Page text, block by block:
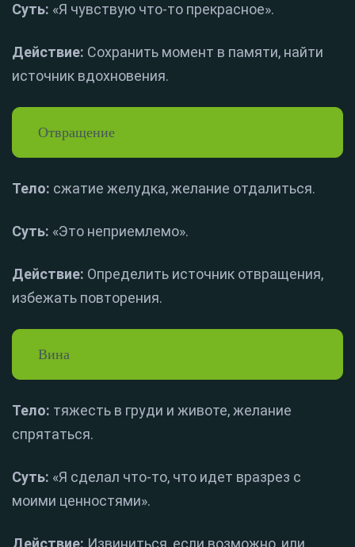
Суть: «Я чувствую что-то прекрасное».
Действие: Сохранить момент в памяти, найти
источник вдохновения.
Отвращение
Тело: сжатие желудка, желание отдалиться.
Суть: «Это неприемлемо».
Действие: Определить источник отвращения,
избежать повторения.
Вина
Тело: тяжесть в груди и животе, желание
спрятаться.
Суть: «Я сделал что-то, что идет вразрез с
моими ценностями».
Действие: Извиниться, если возможно, или